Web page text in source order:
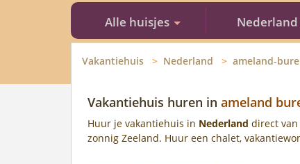
Alle huisjes Nederland
Vakantiehuis Nederland ameland-
Vakantiehuis huren in ameland
Huur je vakantiehuis in Nederland direct van
zonnig Zeeland. Huur een chalet,